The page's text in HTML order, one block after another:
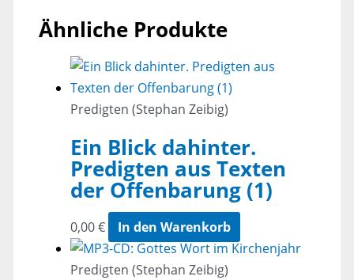
Ähnliche Produkte
Predigten (Stephan Zeibig)
Ein Blick dahinter.
Predigten aus Texten
der Offenbarung (1)
0,00€ In den Warenkorb
Predigten (Stephan Zeibig)